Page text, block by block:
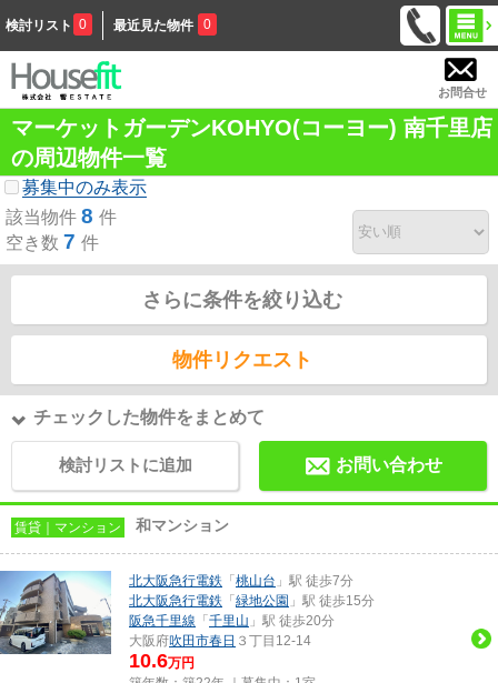
検討リスト 0 最近見た物件 0
お問合せ
マーケットガーデンKOHYO(コーヨー) 南千里店
の周辺物件一覧
募集中のみ表示
該当物件 8 件
空き数 7 件
さらに条件を絞り込む
物件リクエスト
チェックした物件をまとめて
検討リストに追加 お問い合わせ
賃貸｜マンション 和マンション
北大阪急行電鉄 「 桃山台 」駅 徒歩7分
北大阪急行電鉄 「 緑地公園 」駅 徒歩15分
阪急千里線 「 千里山 」駅 徒歩20分
大阪府吹田市春日 ３丁目12-14
10.6万円